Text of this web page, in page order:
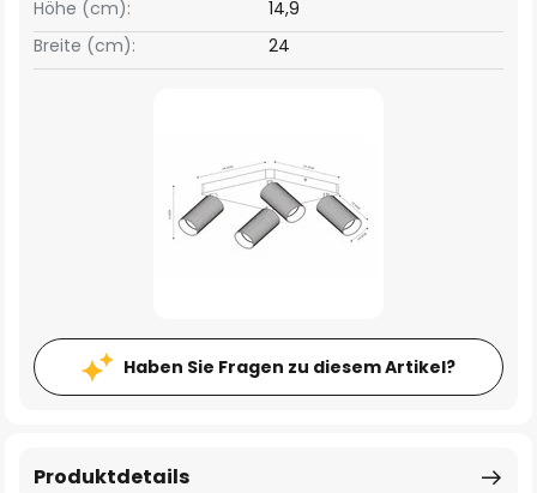
Breite (cm): 24
Höhe (cm): 14,9
Haben Sie Fragen zu diesem Artikel?
Produktdetails